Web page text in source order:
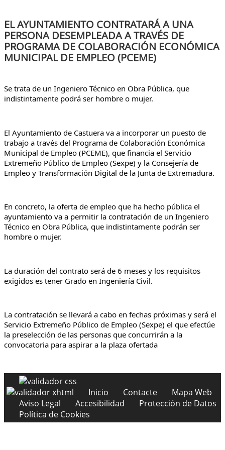
EL AYUNTAMIENTO CONTRATARÁ A UNA
PERSONA DESEMPLEADA A TRAVÉS DE
PROGRAMA DE COLABORACIÓN ECONÓMICA
MUNICIPAL DE EMPLEO (PCEME)
Se trata de un Ingeniero Técnico en Obra Pública, que
indistintamente podrá ser hombre o mujer.
El Ayuntamiento de Castuera va a incorporar un puesto de
trabajo a través del Programa de Colaboración Económica
Municipal de Empleo (PCEME), que financia el Servicio
Extremeño Público de Empleo (Sexpe) y la Consejería de
Empleo y Transformación Digital de la Junta de Extremadura.
En concreto, la oferta de empleo que ha hecho pública el
ayuntamiento va a permitir la contratación de un Ingeniero
Técnico en Obra Pública, que indistintamente podrán ser
hombre o mujer.
La duración del contrato será de 6 meses y los requisitos
exigidos es tener Grado en Ingeniería Civil.
La contratación se llevará a cabo en fechas próximas y será el
Servicio Extremeño Público de Empleo (Sexpe) el que efectúe
la preselección de las personas que concurrirán a la
convocatoria para aspirar a la plaza ofertada
Inicio Contacte
Mapa Web
Aviso Legal
Accesibilidad
Protección de Datos
Política de Cookies